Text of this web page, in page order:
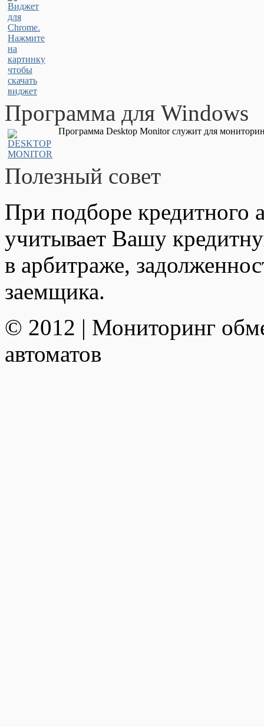
Программа для Windows
Программа Desktop Monitor служит для
Полезный совет
При подборе кредитного
учитывает Вашу
в арбитраже,
заемщика.
© 2012 | Мониторинг
автоматов